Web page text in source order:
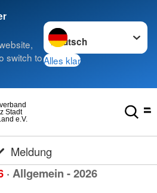
switch to
Sprache wechseln zu
Alles klar
e.V.
Stadt
Meldung
· Allgemein - 2026